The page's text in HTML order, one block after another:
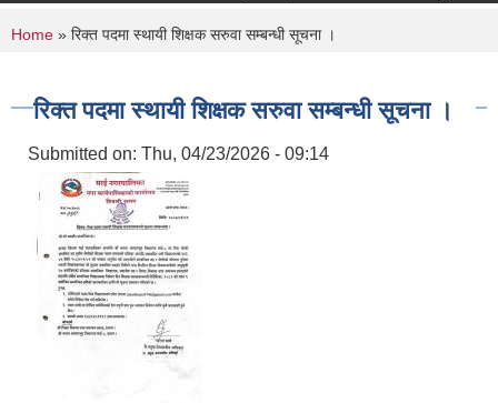
You are here
Home » रिक्त पदमा स्थायी शिक्षक सरुवा सम्बन्धी सूचना ।
रिक्त पदमा स्थायी शिक्षक सरुवा सम्बन्धी सूचना ।
Submitted on: Thu, 04/23/2026 - 09:14